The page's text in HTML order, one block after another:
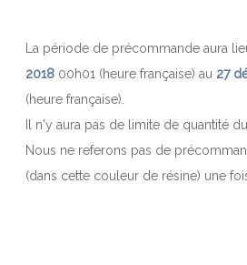
La période de précommande aura
2018 00h01 (heure française) au 27
(heure française).
Il n'y aura pas de limite de quantité
Nous ne referons pas de
(dans cette couleur de résine) une